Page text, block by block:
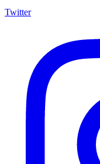
Twitter